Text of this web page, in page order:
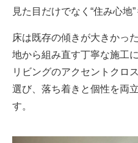
見た目だけでなく“住み心地
床は既存の傾きが大きかっ
地から組み直す丁寧な施工に
リビングのアクセントクロ
選び、落ち着きと個性を両
す。